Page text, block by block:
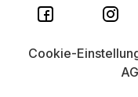
Cookie-